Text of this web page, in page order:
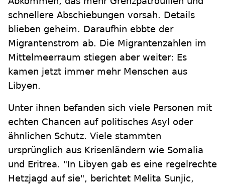
schnellere Abschiebungen vorsah. Details
blieben geheim. Daraufhin ebbte der
Migrantenstrom ab. Die Migrantenzahlen im
Mittelmeerraum stiegen aber weiter: Es
kamen jetzt immer mehr Menschen aus
Libyen.
Unter ihnen befanden sich viele Personen mit
echten Chancen auf politisches Asyl oder
ähnlichen Schutz. Viele stammten
ursprünglich aus Krisenländern wie Somalia
und Eritrea. "In Libyen gab es eine regelrechte
Hetzjagd auf sie", berichtet Melita Sunjic,